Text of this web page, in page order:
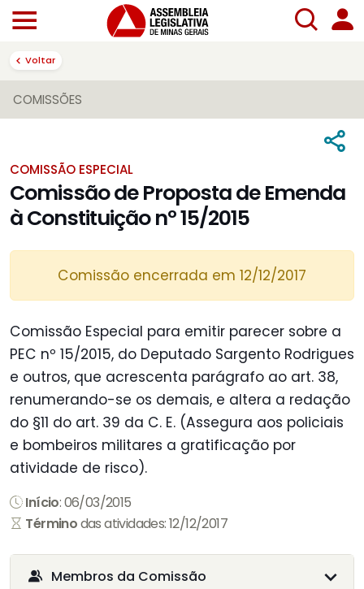
Voltar
COMISSÕES
COMISSÃO ESPECIAL
Comissão de Proposta de Emenda
à Constituição nº 15/2015
Comissão encerrada em 12/12/2017
Comissão Especial para emitir parecer sobre a
PEC nº 15/2015, do Deputado Sargento Rodrigues
e outros, que acrescenta parágrafo ao art. 38,
renumerando-se os demais, e altera a redação
do §11 do art. 39 da C. E. (Assegura aos policiais
e bombeiros militares a gratificação por
atividade de risco).
Início: 06/03/2015
Términodas atividades: 12/12/2017
Membros da Comissão